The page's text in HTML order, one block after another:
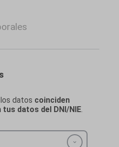
datos coinciden
datos del DNI/NIE.